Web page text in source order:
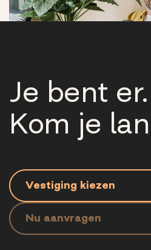
Je bent er.
Kom je
Nu aanvragen